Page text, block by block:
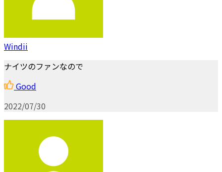
Windii
ナイツのファンなので
Good
2022/07/30